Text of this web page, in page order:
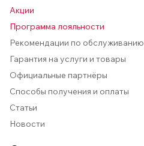
Акции
Программа лояльности
Рекомендации по обслуживанию
Гарантия на услуги и товары
Официальные партнёры
Способы получения и оплаты
Статьи
Новости